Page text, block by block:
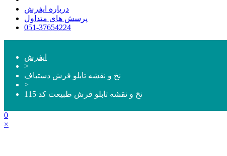
درباره ایفرش
پرسش های متداول
051-37654224
ایفرش
>
نخ و نقشه تابلو فرش دستباف
>
نخ و نقشه تابلو فرش طبیعت کد 115
0
×